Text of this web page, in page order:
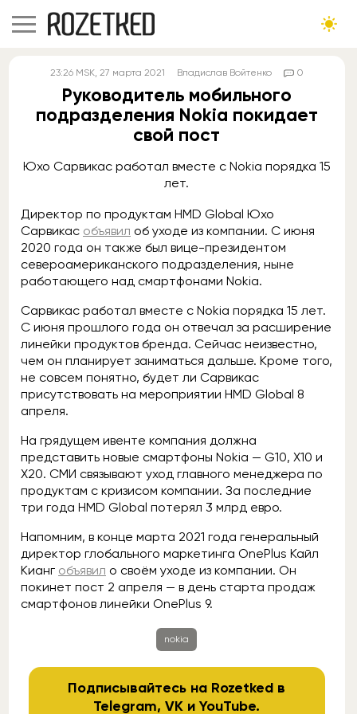
23:26 MSK, 27 марта 2021 Владислав Войтенко 0
Руководитель мобильного
подразделения Nokia покидает
свой пост
Юхо Сарвикас работал вместе с Nokia порядка 15
лет.
Директор по продуктам HMD Global Юхо
Сарвикас объявил об уходе из компании. С июня
2020 года он также был вице-президентом
североамериканского подразделения, ныне
работающего над смартфонами Nokia.
Сарвикас работал вместе с Nokia порядка 15 лет.
С июня прошлого года он отвечал за расширение
линейки продуктов бренда. Сейчас неизвестно,
чем он планирует заниматься дальше. Кроме того,
не совсем понятно, будет ли Сарвикас
присутствовать на мероприятии HMD Global 8
апреля.
На грядущем ивенте компания должна
представить новые смартфоны Nokia — G10, X10 и
X20. СМИ связывают уход главного менеджера по
продуктам с кризисом компании. За последние
три года HMD Global потерял 3 млрд евро.
Напомним, в конце марта 2021 года генеральный
директор глобального маркетинга OnePlus Кайл
Кианг объявил о своём уходе из компании. Он
покинет пост 2 апреля — в день старта продаж
смартфонов линейки OnePlus 9.
nokia
Подписывайтесь на Rozetked в
Telegram,VK иYouTube.